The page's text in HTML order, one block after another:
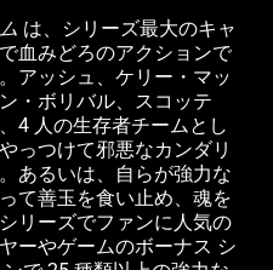
は、シリーズ最大のキャ
血みどろのアクションで
アッシュ、ケリー・マッ
・ボリバル、スコッテ
4 人の生存者チームとし
っつけて邪悪なカンダリ
あるいは、自らが強力な
て善玉を食い止め、魂を
リーズでファンに人気の
ーやゲームのボーナス シ